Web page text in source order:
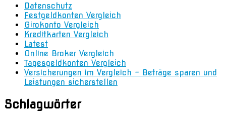
Datenschutz
Festgeldkonten Vergleich
Girokonto Vergleich
Kreditkarten Vergleich
Latest
Online Broker Vergleich
Tagesgeldkonten Vergleich
Versicherungen im Vergleich – Beträge sparen und
Leistungen sicherstellen
Schlagwörter